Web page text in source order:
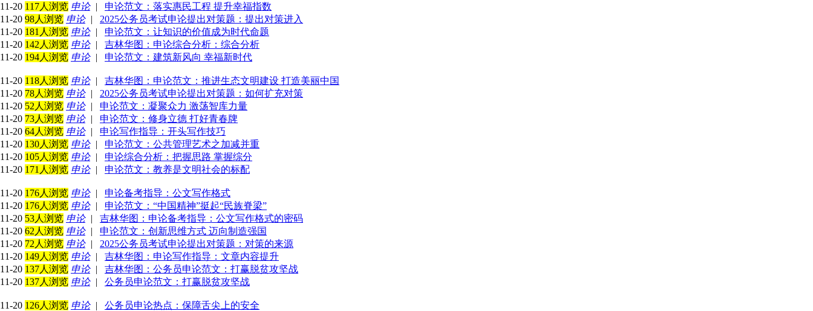
11-20 117人浏览 申论|
申论范文：落实惠民工程 提升幸福指数
11-20 98人浏览 申论|
2025公务员考试申论提出对策题：提出对策进入
11-20 181人浏览 申论|
申论范文：让知识的价值成为时代命题
11-20 142人浏览 申论|
吉林华图：申论综合分析：综合分析
11-20 194人浏览 申论| 申论范文：建筑新风向 幸福新时代
11-20 118人浏览 申论|
吉林华图：申论范文：推进生态文明建设 打造美丽中国
11-20 78人浏览 申论|
2025公务员考试申论提出对策题：如何扩充对策
11-20 52人浏览 申论|
申论范文：凝聚众力 激荡智库力量
11-20 73人浏览 申论|
申论范文：修身立德 打好青春牌
11-20 64人浏览 申论|
申论写作指导：开头写作技巧
11-20 130人浏览 申论|
申论范文：公共管理艺术之加减并重
11-20 105人浏览 申论|
申论综合分析：把握思路 掌握综分
11-20 171人浏览 申论| 申论范文：教养是文明社会的标配
11-20 176人浏览 申论|
申论备考指导：公文写作格式
11-20 176人浏览 申论|
申论范文：“中国精神”挺起“民族脊梁”
11-20 53人浏览 申论|
吉林华图：申论备考指导：公文写作格式的密码
11-20 62人浏览 申论|
申论范文：创新思维方式 迈向制造强国
11-20 72人浏览 申论|
2025公务员考试申论提出对策题：对策的来源
11-20 149人浏览 申论|
吉林华图：申论写作指导：文章内容提升
11-20 137人浏览 申论|
吉林华图：公务员申论范文：打赢脱贫攻坚战
11-20 137人浏览 申论| 公务员申论范文：打赢脱贫攻坚战
11-20 126人浏览 申论|
公务员申论热点：保障舌尖上的安全